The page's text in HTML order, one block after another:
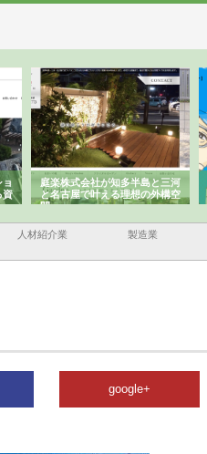
資
庭楽株式会社が知多半島と三河
と名古屋で叶える理想の外構空
間
人材紹介業 製造業
google+